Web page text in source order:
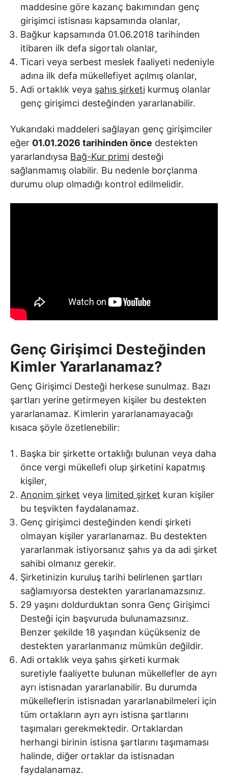
maddesine göre kazanç bakımından genç
girişimci istisnası kapsamında olanlar,
Bağkur kapsamında 01.06.2018 tarihinden
itibaren ilk defa sigortalı olanlar,
Ticari veya serbest meslek faaliyeti nedeniyle
adına ilk defa mükellefiyet açılmış olanlar,
Adi ortaklık veya şahıs şirketi kurmuş olanlar
genç girişimci desteğinden yararlanabilir.
Yukarıdaki maddeleri sağlayan genç girişimciler
eğer 01.01.2026 tarihinden önce destekten
yararlandıysa Bağ-Kur primi desteği
sağlanmamış olabilir. Bu nedenle borçlanma
durumu olup olmadığı kontrol edilmelidir.
Genç Girişimci Desteğinden
Kimler Yararlanamaz?
Genç Girişimci Desteği herkese sunulmaz. Bazı
şartları yerine getirmeyen kişiler bu destekten
yararlanamaz. Kimlerin yararlanamayacağı
kısaca şöyle özetlenebilir:
Başka bir şirkette ortaklığı bulunan veya daha
önce vergi mükellefi olup şirketini kapatmış
kişiler,
Anonim şirket veya limited şirket kuran kişiler
bu teşvikten faydalanamaz.
Genç girişimci desteğinden kendi şirketi
olmayan kişiler yararlanamaz. Bu destekten
yararlanmak istiyorsanız şahıs ya da adi şirket
sahibi olmanız gerekir.
Şirketinizin kuruluş tarihi belirlenen şartları
sağlamıyorsa destekten yararlanamazsınız.
29 yaşını doldurduktan sonra Genç Girişimci
Desteği için başvuruda bulunamazsınız.
Benzer şekilde 18 yaşından küçükseniz de
destekten yararlanmanız mümkün değildir.
Adi ortaklık veya şahıs şirketi kurmak
suretiyle faaliyette bulunan mükellefler de ayrı
ayrı istisnadan yararlanabilir. Bu durumda
mükelleflerin istisnadan yararlanabilmeleri için
tüm ortakların ayrı ayrı istisna şartlarını
taşımaları gerekmektedir. Ortaklardan
herhangi birinin istisna şartlarını taşımaması
halinde, diğer ortaklar da istisnadan
faydalanamaz.